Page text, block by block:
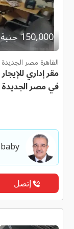
150,000 جنية مصرى
القاهرة مصر الجديدة
مقر إداري
في مصر الجديدة
إتصل